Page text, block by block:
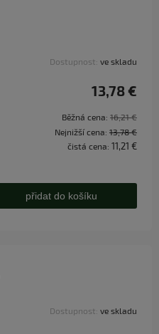
Dostupnost: ve skladu
13,78 €
Běžná cena: 16,21 €
Nejnižší cena: 13,78 €
čistá cena: 11,21 €
přidat do košíku
Dostupnost: ve skladu